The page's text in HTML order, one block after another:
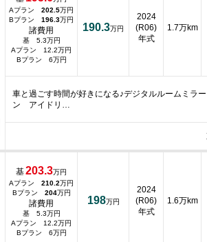
Aプラン 202.5万円
Bプラン 196.3万円
諸費用
基 5.3万円
Aプラン 12.2万円
Bプラン 6万円
190.3万円
2024
(R06)
年式
1.7万km
車と過ごす時間が好きになる♪デジタルルームミラ
ン アイドリ…
基203.3万円
Aプラン 210.2万円
Bプラン 204万円
諸費用
基 5.3万円
Aプラン 12.2万円
Bプラン 6万円
198万円
2024
(R06)
年式
1.6万km